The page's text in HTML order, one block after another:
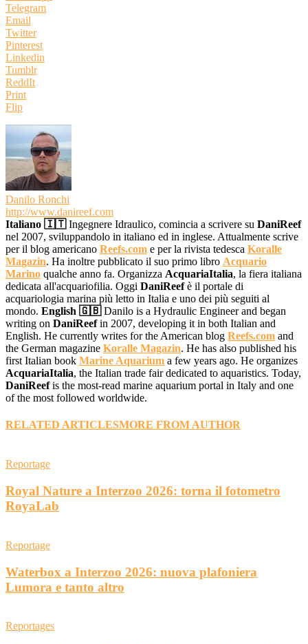
Telegram
Email
Twitter
Pinterest
Linkedin
Tumblr
ReddIt
Print
Flip
Danilo Ronchi
http://www.danireef.com
Italiano 🇮🇹Ingegnere Idraulico, comincia a scrivere su DaniReef
nel 2007, sviluppandolo in italiano ed in inglese. Attualmente scrive
per il blog americano Reefs.com e per la rivista tedesca Koralle
Magazin. Ha inoltre pubblicato il suo primo libro Acquario
Marino qualche anno fa. Organizza AcquariaItalia, la fiera italiana
dedicata all'acquariofilia. Oggi DaniReefè il portale di
acquariologia marina più letto in Italia e uno dei più seguiti al
mondo. English 🇬🇧Danilo is a Hydraulic Engineer and began
writing on DaniReefin 2007, developing it in both Italian and
English. He currently writes for the American blog Reefs.com and
the German magazine Koralle Magazin. He has also published his
first Italian book Marine Aquarium a few years ago. He organizes
AcquariaItalia, the Italian trade fair dedicated to aquaristics. Today,
DaniReefis the most-read marine aquarium portal in Italy and one
of the most followed worldwide.
RELATED ARTICLESMORE FROM AUTHOR
Reportage
Royal Nature a Interzoo 2026: torna il fotometro
RoyaLab
Reportage
Waterbox a Interzoo 2026: nuova plafoniera
Lumora e tanto altro
Reportages